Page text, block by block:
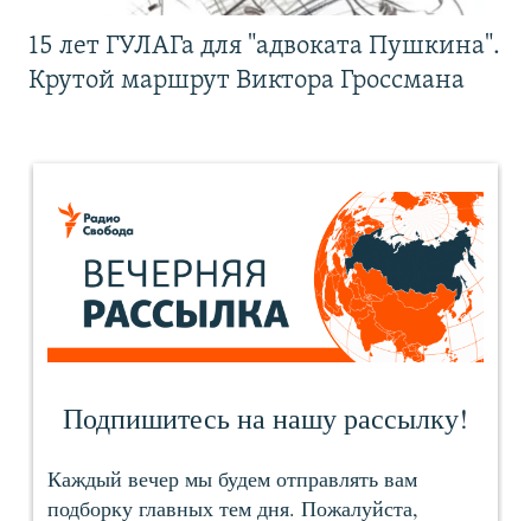
15 лет ГУЛАГа для "адвоката Пушкина".
Крутой маршрут Виктора Гроссмана